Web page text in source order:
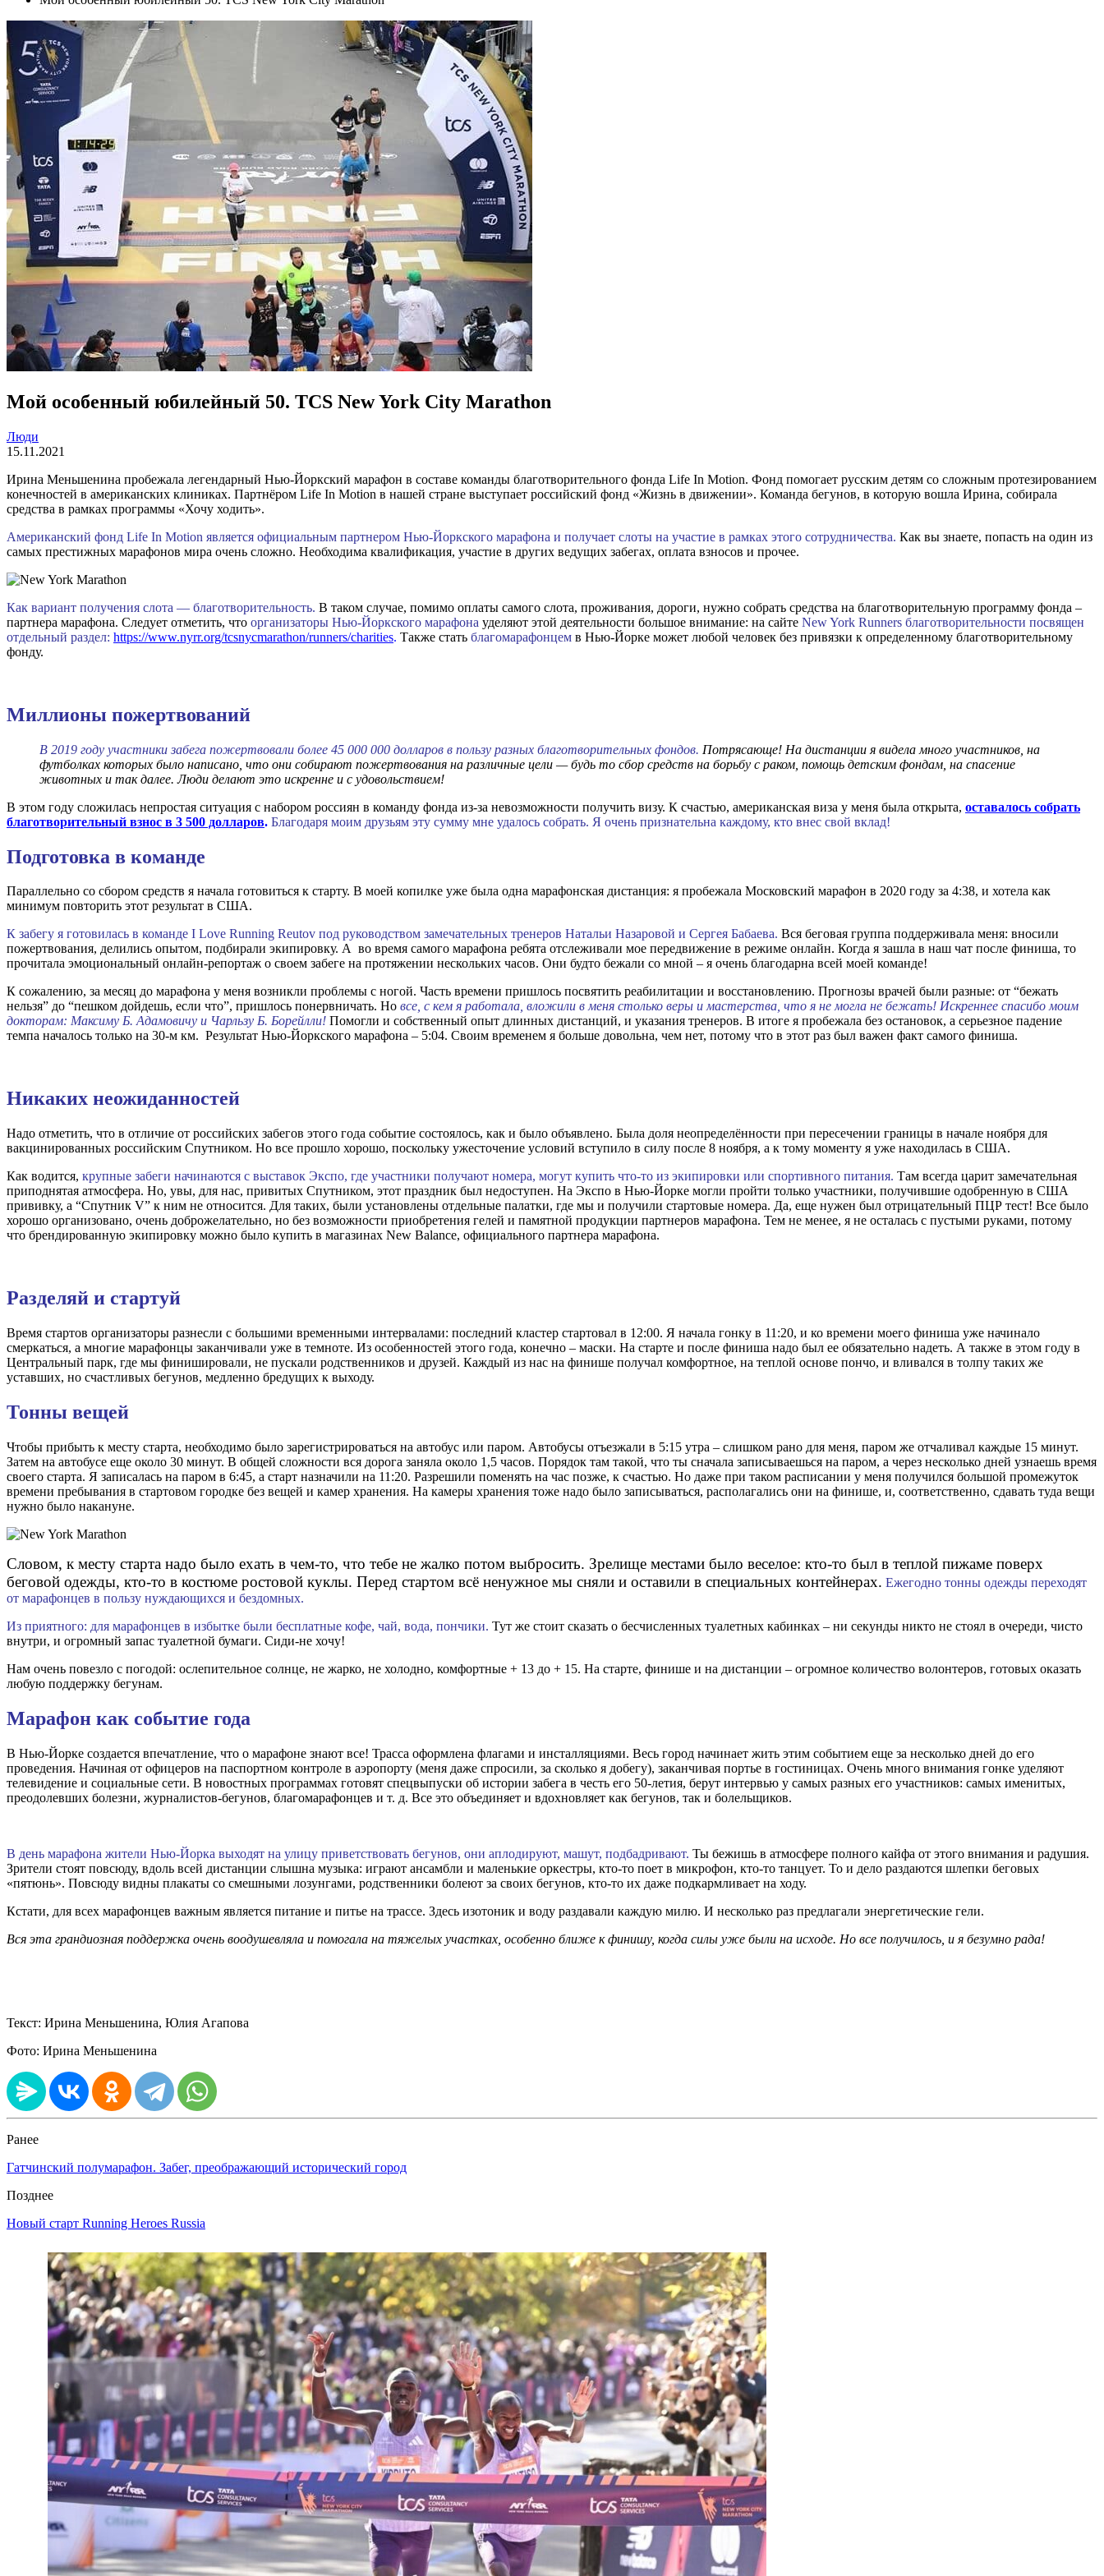
Мой особенный юбилейный 50. TCS New York City Marathon
Люди
15.11.2021
Ирина Меньшенина пробежала легендарный Нью-Йоркский марафон в составе команды благотворительного фонда Life In Motion. Фонд помогает русским детям со сложным протезированием
конечностей в американских клиниках. Партнёром Life In Motion в нашей стране выступает российский фонд «Жизнь в движении». Команда бегунов, в которую вошла Ирина, собирала
средства в рамках программы «Хочу ходить».
Американский фонд Life In Motion является официальным партнером Нью-Йоркского марафона и получает слоты на участие в рамках этого сотрудничества. Как вы знаете, попасть на один из
самых престижных марафонов мира очень сложно. Необходима квалификация, участие в других ведущих забегах, оплата взносов и прочее.
Как вариант получения слота — благотворительность. В таком случае, помимо оплаты самого слота, проживания, дороги, нужно собрать средства на благотворительную программу фонда –
партнера марафона. Следует отметить, что организаторы Нью-Йоркского марафона уделяют этой деятельности большое внимание: на сайте New York Runners благотворительности посвящен
отдельный раздел: https://www.nyrr.org/tcsnycmarathon/runners/charities. Также стать благомарафонцем в Нью-Йорке может любой человек без привязки к определенному благотворительному
фонду.
Миллионы пожертвований
В 2019 году участники забега пожертвовали более 45 000 000 долларов в пользу разных благотворительных фондов. Потрясающе! На дистанции я видела много участников, на
футболках которых было написано, что они собирают пожертвования на различные цели — будь то сбор средств на борьбу с раком, помощь детским фондам, на спасение
животных и так далее. Люди делают это искренне и с удовольствием!
В этом году сложилась непростая ситуация с набором россиян в команду фонда из-за невозможности получить визу. К счастью, американская виза у меня была открыта, оставалось собрать
благотворительный взнос в 3 500 долларов. Благодаря моим друзьям эту сумму мне удалось собрать. Я очень признательна каждому, кто внес свой вклад!
Подготовка в команде
Параллельно со сбором средств я начала готовиться к старту. В моей копилке уже была одна марафонская дистанция: я пробежала Московский марафон в 2020 году за 4:38, и хотела как
минимум повторить этот результат в США.
К забегу я готовилась в команде I Love Running Reutov под руководством замечательных тренеров Натальи Назаровой и Сергея Бабаева. Вся беговая группа поддерживала меня: вносили
пожертвования, делились опытом, подбирали экипировку. А во время самого марафона ребята отслеживали мое передвижение в режиме онлайн. Когда я зашла в наш чат после финиша, то
прочитала эмоциональный онлайн-репортаж о своем забеге на протяжении нескольких часов. Они будто бежали со мной – я очень благодарна всей моей команде!
К сожалению, за месяц до марафона у меня возникли проблемы с ногой. Часть времени пришлось посвятить реабилитации и восстановлению. Прогнозы врачей были разные: от “бежать
нельзя” до “пешком дойдешь, если что”, пришлось понервничать. Но все, с кем я работала, вложили в меня столько веры и мастерства, что я не могла не бежать! Искреннее спасибо моим
докторам: Максиму Б. Адамовичу и Чарльзу Б. Борейлли! Помогли и собственный опыт длинных дистанций, и указания тренеров. В итоге я пробежала без остановок, а серьезное падение
темпа началось только на 30-м км. Результат Нью-Йоркского марафона – 5:04. Своим временем я больше довольна, чем нет, потому что в этот раз был важен факт самого финиша.
Никаких неожиданностей
Надо отметить, что в отличие от российских забегов этого года событие состоялось, как и было объявлено. Была доля неопределённости при пересечении границы в начале ноября для
вакцинированных российским Спутником. Но все прошло хорошо, поскольку ужесточение условий вступило в силу после 8 ноября, а к тому моменту я уже находилась в США.
Как водится, крупные забеги начинаются с выставок Экспо, где участники получают номера, могут купить что-то из экипировки или спортивного питания. Там всегда царит замечательная
приподнятая атмосфера. Но, увы, для нас, привитых Спутником, этот праздник был недоступен. На Экспо в Нью-Йорке могли пройти только участники, получившие одобренную в США
прививку, а “Спутник V” к ним не относится. Для таких, были установлены отдельные палатки, где мы и получили стартовые номера. Да, еще нужен был отрицательный ПЦР тест! Все было
хорошо организовано, очень доброжелательно, но без возможности приобретения гелей и памятной продукции партнеров марафона. Тем не менее, я не осталась с пустыми руками, потому
что брендированную экипировку можно было купить в магазинах New Balance, официального партнера марафона.
Разделяй и стартуй
Время стартов организаторы разнесли с большими временными интервалами: последний кластер стартовал в 12:00. Я начала гонку в 11:20, и ко времени моего финиша уже начинало
смеркаться, а многие марафонцы заканчивали уже в темноте. Из особенностей этого года, конечно – маски. На старте и после финиша надо был ее обязательно надеть. А также в этом году в
Центральный парк, где мы финишировали, не пускали родственников и друзей. Каждый из нас на финише получал комфортное, на теплой основе пончо, и вливался в толпу таких же
уставших, но счастливых бегунов, медленно бредущих к выходу.
Тонны вещей
Чтобы прибыть к месту старта, необходимо было зарегистрироваться на автобус или паром. Автобусы отъезжали в 5:15 утра – слишком рано для меня, паром же отчаливал каждые 15 минут.
Затем на автобусе еще около 30 минут. В общей сложности вся дорога заняла около 1,5 часов. Порядок там такой, что ты сначала записываешься на паром, а через несколько дней узнаешь время
своего старта. Я записалась на паром в 6:45, а старт назначили на 11:20. Разрешили поменять на час позже, к счастью. Но даже при таком расписании у меня получился большой промежуток
времени пребывания в стартовом городке без вещей и камер хранения. На камеры хранения тоже надо было записываться, располагались они на финише, и, соответственно, сдавать туда вещи
нужно было накануне.
Словом, к месту старта надо было ехать в чем-то, что тебе не жалко потом выбросить. Зрелище местами было веселое: кто-то был в теплой пижаме поверх
беговой одежды, кто-то в костюме ростовой куклы. Перед стартом всё ненужное мы сняли и оставили в специальных контейнерах. Ежегодно тонны одежды переходят
от марафонцев в пользу нуждающихся и бездомных.
Из приятного: для марафонцев в избытке были бесплатные кофе, чай, вода, пончики. Тут же стоит сказать о бесчисленных туалетных кабинках – ни секунды никто не стоял в очереди, чисто
внутри, и огромный запас туалетной бумаги. Сиди-не хочу!
Нам очень повезло с погодой: ослепительное солнце, не жарко, не холодно, комфортные + 13 до + 15. На старте, финише и на дистанции – огромное количество волонтеров, готовых оказать
любую поддержку бегунам.
Марафон как событие года
В Нью-Йорке создается впечатление, что о марафоне знают все! Трасса оформлена флагами и инсталляциями. Весь город начинает жить этим событием еще за несколько дней до его
проведения. Начиная от офицеров на паспортном контроле в аэропорту (меня даже спросили, за сколько я добегу), заканчивая портье в гостиницах. Очень много внимания гонке уделяют
телевидение и социальные сети. В новостных программах готовят спецвыпуски об истории забега в честь его 50-летия, берут интервью у самых разных его участников: самых именитых,
преодолевших болезни, журналистов-бегунов, благомарафонцев и т. д. Все это объединяет и вдохновляет как бегунов, так и болельщиков.
В день марафона жители Нью-Йорка выходят на улицу приветствовать бегунов, они аплодируют, машут, подбадривают. Ты бежишь в атмосфере полного кайфа от этого внимания и радушия.
Зрители стоят повсюду, вдоль всей дистанции слышна музыка: играют ансамбли и маленькие оркестры, кто-то поет в микрофон, кто-то танцует. То и дело раздаются шлепки беговых
«пятюнь». Повсюду видны плакаты со смешными лозунгами, родственники болеют за своих бегунов, кто-то их даже подкармливает на ходу.
Кстати, для всех марафонцев важным является питание и питье на трассе. Здесь изотоник и воду раздавали каждую милю. И несколько раз предлагали энергетические гели.
Вся эта грандиозная поддержка очень воодушевляла и помогала на тяжелых участках, особенно ближе к финишу, когда силы уже были на исходе. Но все получилось, и я безумно рада!
Текст: Ирина Меньшенина, Юлия Агапова
Фото: Ирина Меньшенина
Ранее
Гатчинский полумарафон. Забег, преображающий исторический город
Позднее
Новый старт Running Heroes Russia